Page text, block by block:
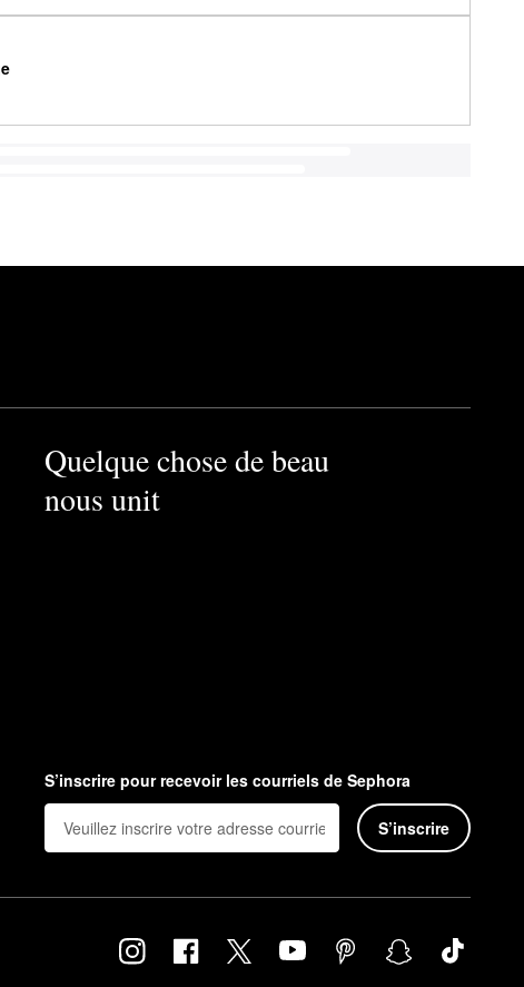
Quelque chose de beau
nous unit
S’inscrire pour recevoir les courriels de Sephora
S’inscrire